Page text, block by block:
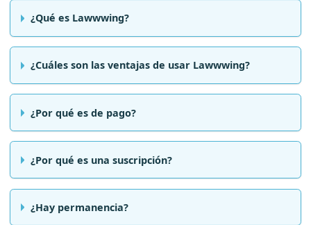
¿Qué es Lawwwing?
¿Cuáles son las ventajas de usar Lawwwing?
¿Por qué es de pago?
¿Por qué es una suscripción?
¿Hay permanencia?